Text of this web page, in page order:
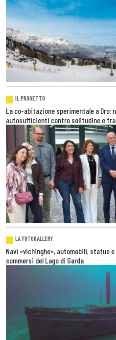
IL PROGETTO
La co-abitazione sperimentale a Dro:
autosufficienti contro solitudine e
LA FOTOGALLERY
Navi «vichinghe», automobili, statue
sommersi del Lago di Garda